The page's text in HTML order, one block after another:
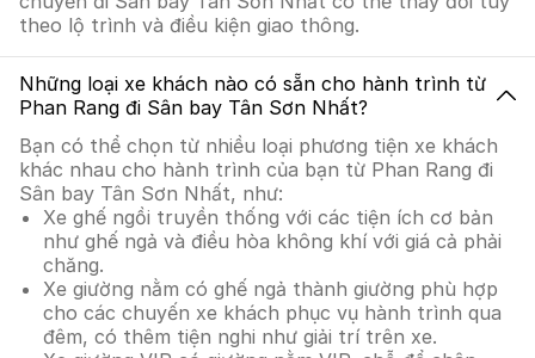
theo lộ trình và điều kiện giao thông.
Những loại xe khách nào có sẵn cho hành trình từ
Phan Rang đi Sân bay Tân Sơn Nhất?
Bạn có thể chọn từ nhiều loại phương tiện xe khách
khác nhau cho hành trình của bạn từ Phan Rang đi
Sân bay Tân Sơn Nhất, như:
Xe ghế ngồi truyền thống với các tiện ích cơ bản
như ghế ngả và điều hòa không khí với giá cả phải
chăng.
Xe giường nằm có ghế ngả thành giường phù hợp
cho các chuyến xe khách phục vụ hành trình qua
đêm, có thêm tiện nghi như giải trí trên xe.